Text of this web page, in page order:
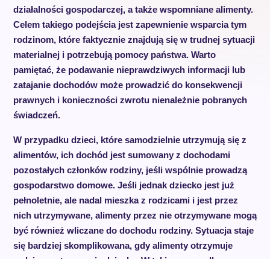
działalności gospodarczej, a także wspomniane alimenty.
Celem takiego podejścia jest zapewnienie wsparcia tym
rodzinom, które faktycznie znajdują się w trudnej sytuacji
materialnej i potrzebują pomocy państwa. Warto
pamiętać, że podawanie nieprawdziwych informacji lub
zatajanie dochodów może prowadzić do konsekwencji
prawnych i konieczności zwrotu nienależnie pobranych
świadczeń.
W przypadku dzieci, które samodzielnie utrzymują się z
alimentów, ich dochód jest sumowany z dochodami
pozostałych członków rodziny, jeśli wspólnie prowadzą
gospodarstwo domowe. Jeśli jednak dziecko jest już
pełnoletnie, ale nadal mieszka z rodzicami i jest przez
nich utrzymywane, alimenty przez nie otrzymywane mogą
być również wliczane do dochodu rodziny. Sytuacja staje
się bardziej skomplikowana, gdy alimenty otrzymuje